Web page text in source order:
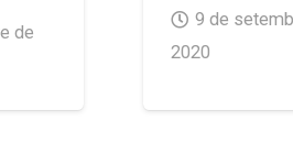
de
9 de
2020